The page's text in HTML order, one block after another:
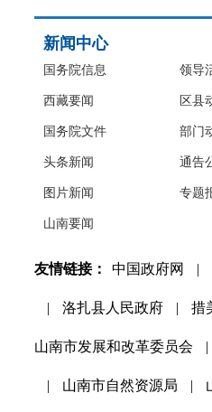
新闻中心
国务院信息
西藏要闻
国务院文件
头条新闻
图片新闻
山南要闻
领导
区县
部门
通告
专题
友情链接： 中国政府网 |
| 洛扎县人民政府 | 措
山南市发展和改革委员会 |
| 山南市自然资源局 |